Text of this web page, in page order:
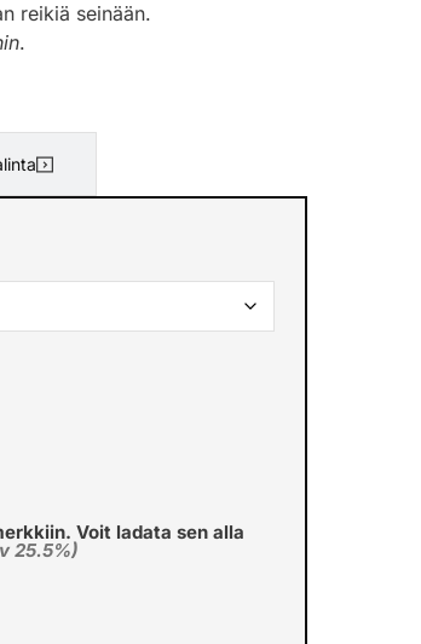
reikiä seinään.
.
Voit ladata sen alla
25.5%)